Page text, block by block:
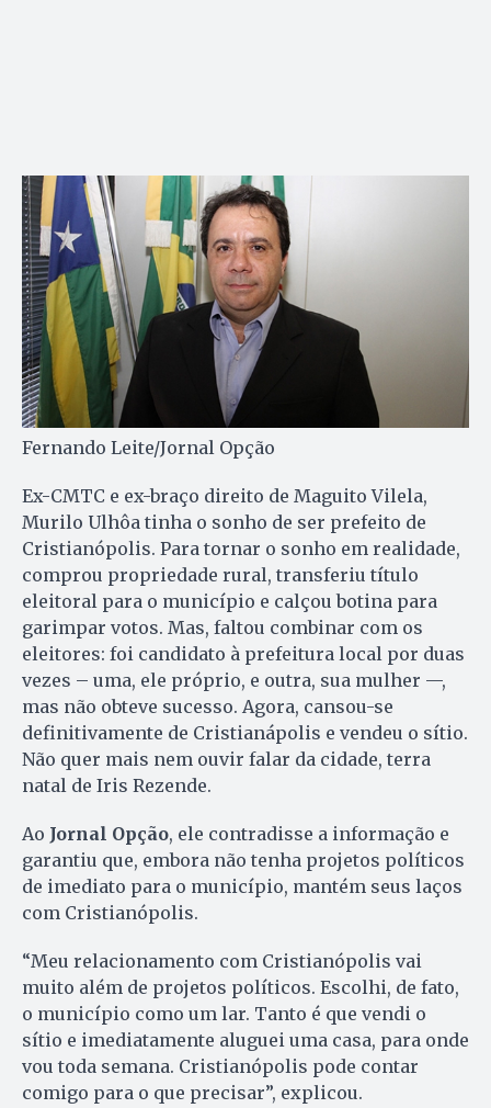
Fernando Leite/Jornal Opção
Ex-CMTC e ex-braço direito de Maguito Vilela,
Murilo Ulhôa tinha o sonho de ser prefeito de
Cristianópolis. Para tornar o sonho em realidade,
comprou propriedade rural, transferiu título
eleitoral para o município e calçou botina para
garimpar votos. Mas, faltou combinar com os
eleitores: foi candidato à prefeitura local por duas
vezes – uma, ele próprio, e outra, sua mulher —,
mas não obteve sucesso. Agora, cansou-se
definitivamente de Cristianápolis e vendeu o sítio.
Não quer mais nem ouvir falar da cidade, terra
natal de Iris Rezende.
Ao Jornal Opção, ele contradisse a informação e
garantiu que, embora não tenha projetos políticos
de imediato para o município, mantém seus laços
com Cristianópolis.
“Meu relacionamento com Cristianópolis vai
muito além de projetos políticos. Escolhi, de fato,
o município como um lar. Tanto é que vendi o
sítio e imediatamente aluguei uma casa, para onde
vou toda semana. Cristianópolis pode contar
comigo para o que precisar”, explicou.